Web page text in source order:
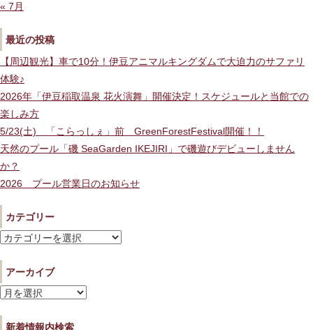
« 7月
最近の投稿
【周辺観光】車で10分！伊豆アニマルキングダムで大迫力のサファリ
体験♪
2026年「伊豆稲取温泉 花火演舞」開催決定！スケジュールと当館での
楽しみ方
5/23(土) 「こらっしぇ」前 GreenForestFestival開催！！
天然のプール「磯 SeaGarden IKEJIRI」で磯遊びデビューしません
か？
2026 プール営業日のお知らせ
カテゴリー
カ
ゴ
リ
アーカイブ
ア
新着情報内検索